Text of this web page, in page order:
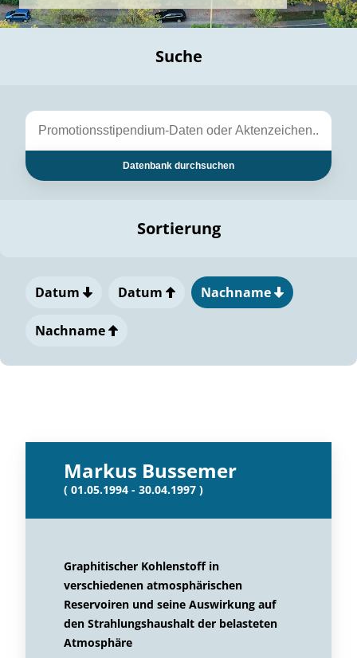
Suche
Datenbank durchsuchen
Sortierung
Datum Datum Nachname
Nachname
Markus Bussemer
( 01.05.1994 - 30.04.1997 )
Graphitischer Kohlenstoff in
verschiedenen atmosphärischen
Reservoiren und seine Auswirkung auf
den Strahlungshaushalt der belasteten
Atmosphäre